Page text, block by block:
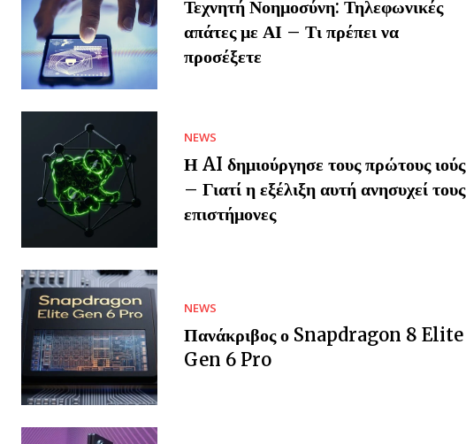
Τεχνητή Νοημοσύνη: Τηλεφωνικές
απάτες με ΑΙ – Τι πρέπει να
προσέξετε
NEWS
Η AI δημιούργησε τους πρώτους ιούς
– Γιατί η εξέλιξη αυτή ανησυχεί τους
επιστήμονες
NEWS
Πανάκριβος ο Snapdragon 8 Elite
Gen 6 Pro